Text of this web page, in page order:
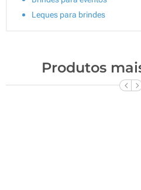
Leques para brindes
Produtos